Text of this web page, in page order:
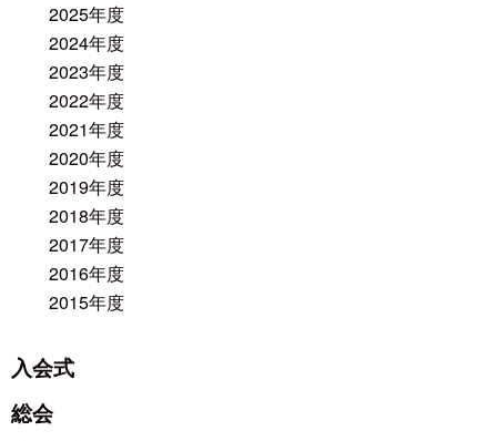
2025年度
2024年度
2023年度
2022年度
2021年度
2020年度
2019年度
2018年度
2017年度
2016年度
2015年度
入会式
総会